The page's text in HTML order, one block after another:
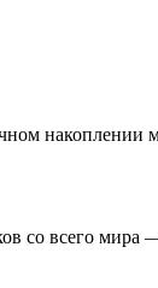
накоплении
со всего